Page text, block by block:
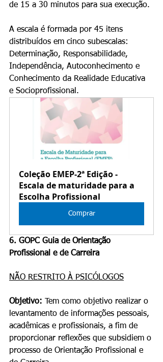
de 15 a 30 minutos para sua execução.
A escala é formada por 45 itens
distribuídos em cinco subescalas:
Determinação, Responsabilidade,
Independência, Autoconhecimento e
Conhecimento da Realidade Educativa
e Socioprofissional.
Coleção EMEP-2ª Edição -
Escala de maturidade para a
Escolha Profissional
Comprar
6. GOPC Guia de Orientação
Profissional e de Carreira
NÃO RESTRITO À PSICÓLOGOS
Objetivo: Tem como objetivo realizar o
levantamento de informações pessoais,
acadêmicas e profissionais, a fim de
proporcionar reflexões que subsidiem o
processo de Orientação Profissional e